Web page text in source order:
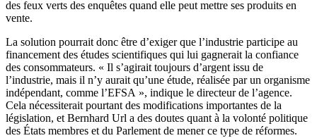
des feux verts des enquêtes quand elle peut mettre ses produits en
vente.
La solution pourrait donc être d’exiger que l’industrie participe au
financement des études scientifiques qui lui gagnerait la confiance
des consommateurs. « Il s’agirait toujours d’argent issu de
l’industrie, mais il n’y aurait qu’une étude, réalisée par un organisme
indépendant, comme l’EFSA », indique le directeur de l’agence.
Cela nécessiterait pourtant des modifications importantes de la
législation, et Bernhard Url a des doutes quant à la volonté politique
des États membres et du Parlement de mener ce type de réformes.